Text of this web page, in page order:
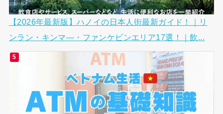
【2026年最新版】ハノイの日本人街最新ガイド！｜リ
ンラン・キンマ―・ファンケビンエリア17選！｜飲...